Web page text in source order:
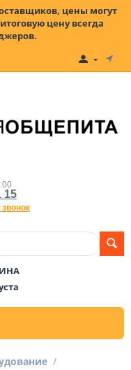
цены могут
цену всегда
15
/